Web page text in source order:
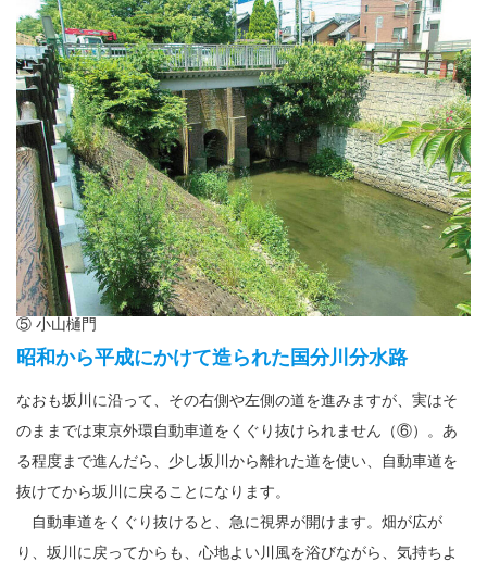
⑤ 小山樋門
昭和から平成にかけて造られた国分川分水路
なおも坂川に沿って、その右側や左側の道を進みますが、実はそ
のままでは東京外環自動車道をくぐり抜けられません（⑥）。あ
る程度まで進んだら、少し坂川から離れた道を使い、自動車道を
抜けてから坂川に戻ることになります。
自動車道をくぐり抜けると、急に視界が開けます。畑が広が
り、坂川に戻ってからも、心地よい川風を浴びながら、気持ちよ